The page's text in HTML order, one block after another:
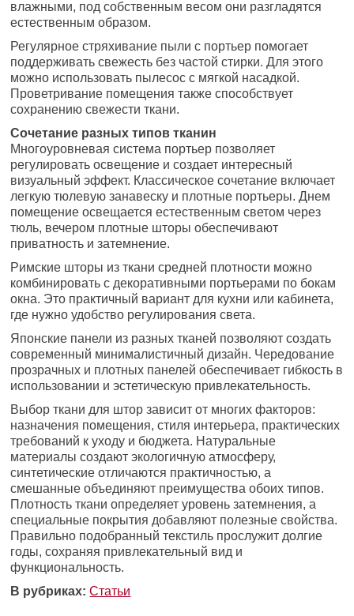
влажными, под собственным весом они разгладятся
естественным образом.
Регулярное стряхивание пыли с портьер помогает
поддерживать свежесть без частой стирки. Для этого
можно использовать пылесос с мягкой насадкой.
Проветривание помещения также способствует
сохранению свежести ткани.
Сочетание разных типов тканин
Многоуровневая система портьер позволяет
регулировать освещение и создает интересный
визуальный эффект. Классическое сочетание включает
легкую тюлевую занавеску и плотные портьеры. Днем
помещение освещается естественным светом через
тюль, вечером плотные шторы обеспечивают
приватность и затемнение.
Римские шторы из ткани средней плотности можно
комбинировать с декоративными портьерами по бокам
окна. Это практичный вариант для кухни или кабинета,
где нужно удобство регулирования света.
Японские панели из разных тканей позволяют создать
современный минималистичный дизайн. Чередование
прозрачных и плотных панелей обеспечивает гибкость в
использовании и эстетическую привлекательность.
Выбор ткани для штор зависит от многих факторов:
назначения помещения, стиля интерьера, практических
требований к уходу и бюджета. Натуральные
материалы создают экологичную атмосферу,
синтетические отличаются практичностью, а
смешанные объединяют преимущества обоих типов.
Плотность ткани определяет уровень затемнения, а
специальные покрытия добавляют полезные свойства.
Правильно подобранный текстиль прослужит долгие
годы, сохраняя привлекательный вид и
функциональность.
В рубриках: Статьи